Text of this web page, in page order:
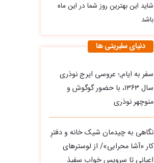
شاید این بهترین روز شما در این ماه
باشد
دنیای سلبریتی ها
سفر به ایام,؛ عروسی ایرج نوذری
سال ۱۳۶۳، با حضور گوگوش و
منوچهر نوذری
نگاهی به چیدمان شیک خانه و دفترِ
کار «آشا محرابی»/ از لوسترهای